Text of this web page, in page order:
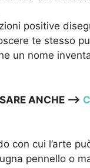
positive
te stesso
un nome
ANCHE —>
con cui l’arte
pennello o